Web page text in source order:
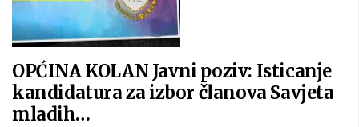
OPĆINA KOLAN Javni poziv: Isticanje
kandidatura za izbor članova Savjeta
mladih…